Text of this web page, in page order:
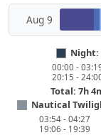
Aug 9
Night:
00:00 -
20:15 -
Total: 7h
Nautical
03:54 - 04:27
19:06 - 19:39